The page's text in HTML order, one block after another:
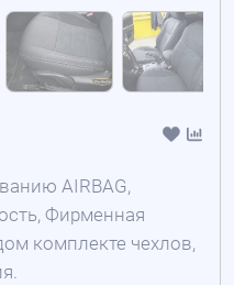
AIRBAG,
Фирменная
комплекте чехлов,